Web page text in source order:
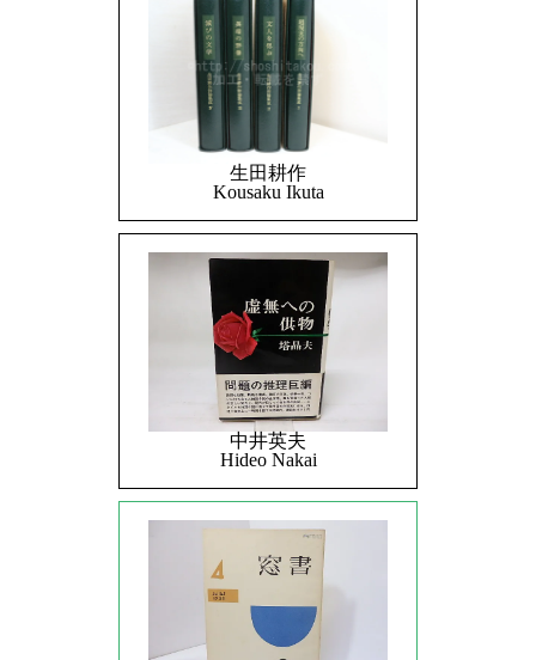
生田耕作
Kousaku Ikuta
中井英夫
Hideo Nakai